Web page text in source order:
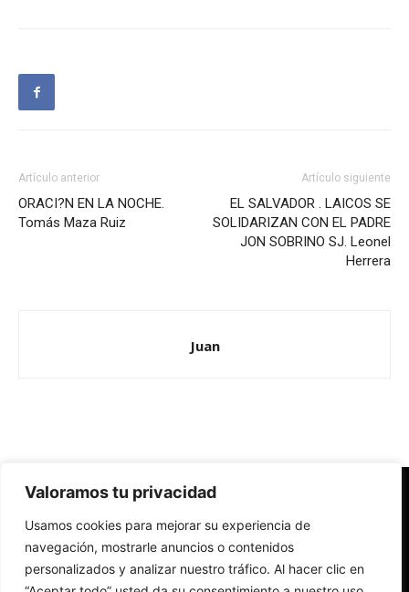
Valoramos tu privacidad
Usamos cookies para mejorar su experiencia de
navegación, mostrarle anuncios o contenidos
personalizados y analizar nuestro tráfico. Al hacer clic en
Artículo anterior
ORACI?N EN LA NOCHE.
Tomás Maza Ruiz
Artículo siguiente
EL SALVADOR . LAICOS SE
SOLIDARIZAN CON EL PADRE
JON SOBRINO SJ. Leonel
Herrera
Juan
Redes Cristianas
Una mirada alternativa sobre la Iglesia católica y la sociedad
- Colectivos de Redes Cristianas